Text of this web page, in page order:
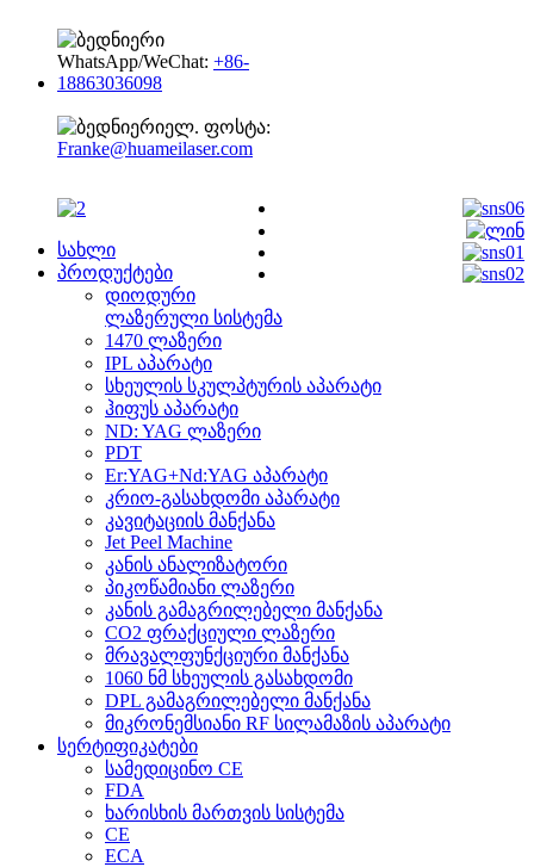
WhatsApp/WeChat: +86-
18863036098
ელ. ფოსტა:
Franke@huameilaser.com
სახლი
პროდუქტები
დიოდური
ლაზერული სისტემა
1470 ლაზერი
IPL აპარატი
სხეულის სკულპტურის აპარატი
ჰიფუს აპარატი
ND: YAG ლაზერი
PDT
Er:YAG+Nd:YAG აპარატი
კრიო-გასახდომი აპარატი
კავიტაციის მანქანა
Jet Peel Machine
კანის ანალიზატორი
პიკოწამიანი ლაზერი
კანის გამაგრილებელი მანქანა
CO2 ფრაქციული ლაზერი
მრავალფუნქციური მანქანა
1060 ნმ სხეულის გასახდომი
DPL გამაგრილებელი მანქანა
მიკრონემსიანი RF სილამაზის აპარატი
სერტიფიკატები
სამედიცინო CE
FDA
ხარისხის მართვის სისტემა
CE
ECA